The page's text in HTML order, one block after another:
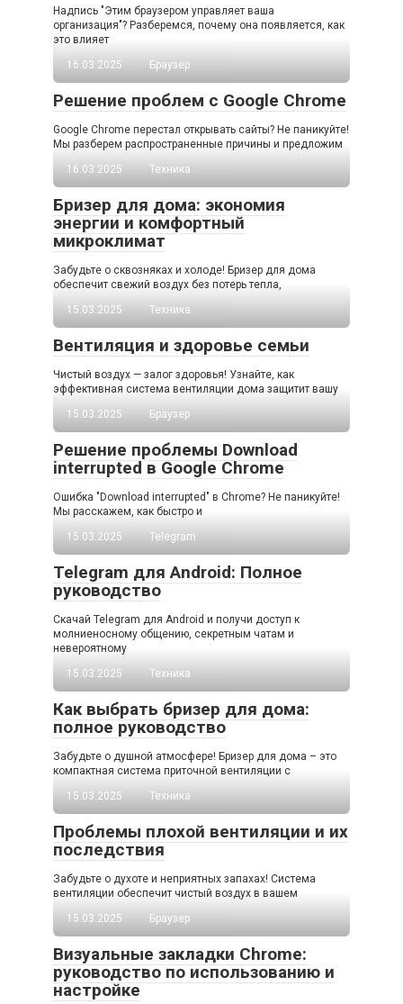
Надпись "Этим браузером управляет ваша
организация"? Разберемся, почему она появляется, как
это влияет
16.03.2025
Браузер
Решение проблем с Google Chrome
Google Chrome перестал открывать сайты? Не паникуйте!
Мы разберем распространенные причины и предложим
16.03.2025
Техника
Бризер для дома: экономия
энергии и комфортный
микроклимат
Забудьте о сквозняках и холоде! Бризер для дома
обеспечит свежий воздух без потерь тепла,
15.03.2025
Техника
Вентиляция и здоровье семьи
Чистый воздух — залог здоровья! Узнайте, как
эффективная система вентиляции дома защитит вашу
15.03.2025
Браузер
Решение проблемы Download
interrupted в Google Chrome
Ошибка "Download interrupted" в Chrome? Не паникуйте!
Мы расскажем, как быстро и
15.03.2025
Telegram
Telegram для Android: Полное
руководство
Скачай Telegram для Android и получи доступ к
молниеносному общению, секретным чатам и
невероятному
15.03.2025
Техника
Как выбрать бризер для дома:
полное руководство
Забудьте о душной атмосфере! Бризер для дома – это
компактная система приточной вентиляции с
15.03.2025
Техника
Проблемы плохой вентиляции и их
последствия
Забудьте о духоте и неприятных запахах! Система
вентиляции обеспечит чистый воздух в вашем
15.03.2025
Браузер
Визуальные закладки Chrome:
руководство по использованию и
настройке